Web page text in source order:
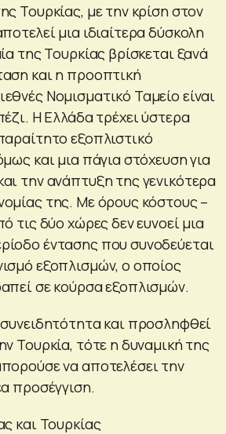
Τουρκίας, με την κρίση στον
μια ιδιαίτερα δύσκολη
της Τουρκίας βρίσκεται ξανά
και η προοπτική
Νομισματικό Ταμείο είναι
Η Ελλάδα τρέχει ύστερα
εξοπλιστικό
και μια πάγια στόχευση για
την ανάπτυξη της γενικότερα
της. Με όρους κόστους –
τις δύο χώρες δεν ευνοεί μια
έντασης που συνοδεύεται
εξοπλισμών, ο οποίος
σε κούρσα εξοπλισμών.
και προσληφθεί
Τουρκία, τότε η δυναμική της
να αποτελέσει την
προσέγγιση.
και Τουρκίας